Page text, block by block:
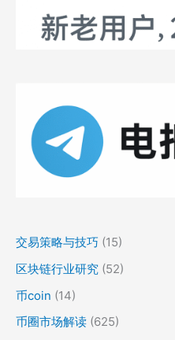
交易策略与技巧 (15)
区块链行业研究 (52)
币coin (14)
币圈市场解读 (625)